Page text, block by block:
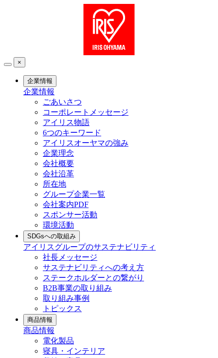
×
企業情報
企業情報
ごあいさつ
コーポレートメッセージ
アイリス物語
6つのキーワード
アイリスオーヤマの強み
企業理念
会社概要
会社沿革
所在地
グループ企業一覧
会社案内PDF
スポンサー活動
環境活動
SDGsへの取組み
アイリスグループのサステナビリティ
社長メッセージ
サステナビリティへの考え方
ステークホルダーとの繋がり
B2B事業の取り組み
取り組み事例
トピックス
商品情報
商品情報
電化製品
寝具・インテリア